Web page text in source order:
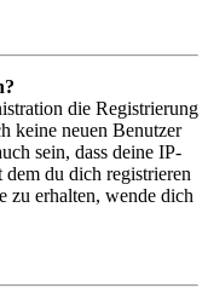
die Registrierung
keine neuen Benutzer
sein, dass deine IP-
dem du dich registrieren
zu erhalten, wende dich